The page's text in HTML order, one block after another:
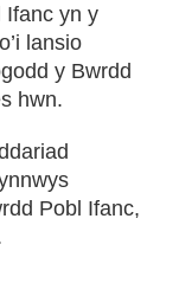
Ifanc yn y
lansio
y Bwrdd
hwn.
Pobl Ifanc,